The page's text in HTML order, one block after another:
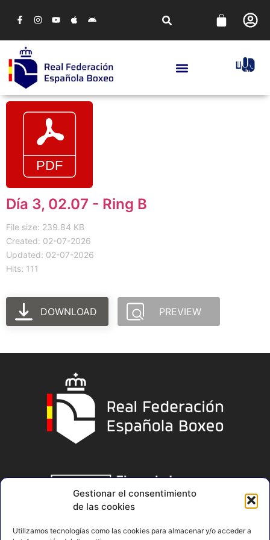
Gestionar el consentimiento
de las cookies
Utilizamos tecnologías como las cookies para almacenar y/o acceder a
Día 3, 02.07 - Ring B
File size: 239.84 KB
Created: 02-07-2026
Updated: 02-07-2026
Hits: 111
DOWNLOAD PREVIEW